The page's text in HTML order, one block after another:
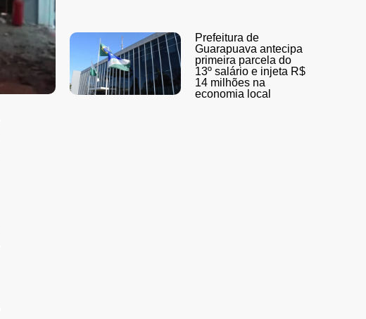
Prefeitura de
Guarapuava antecipa
primeira parcela do
13º salário e injeta R$
14 milhões na
economia local